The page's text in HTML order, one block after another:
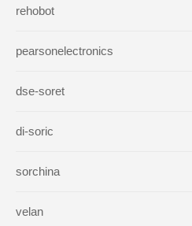
rehobot
pearsonelectronics
dse-soret
di-soric
sorchina
velan